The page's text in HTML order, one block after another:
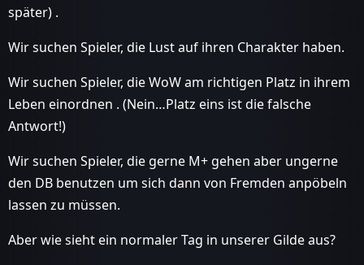
später) .
Wir suchen Spieler, die Lust auf ihren Charakter haben.
Wir suchen Spieler, die WoW am richtigen Platz in ihrem
Leben einordnen . (Nein…Platz eins ist die falsche
Antwort!)
Wir suchen Spieler, die gerne M+ gehen aber ungerne
den DB benutzen um sich dann von Fremden anpöbeln
lassen zu müssen.
Aber wie sieht ein normaler Tag in unserer Gilde aus?